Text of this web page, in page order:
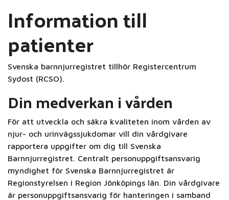
Information till
patienter
Svenska barnnjurregistret tillhör Registercentrum
Sydost (RCSO).
Din medverkan i vården
För att utveckla och säkra kvaliteten inom vården av
njur- och urinvägssjukdomar vill din vårdgivare
rapportera uppgifter om dig till Svenska
Barnnjurregistret. Centralt personuppgiftsansvarig
myndighet för Svenska Barnnjurregistret är
Regionstyrelsen i Region Jönköpings län. Din vårdgivare
är personuppgiftsansvarig för hanteringen i samband